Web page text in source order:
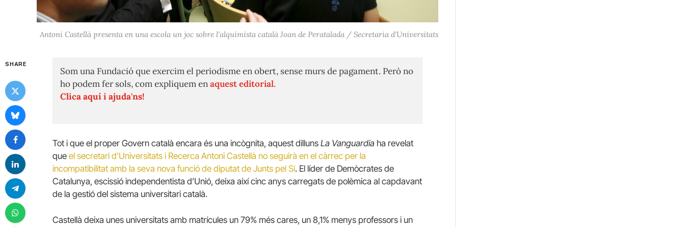
Antoni Castellà presenta en una escola un joc sobre l'alquimista català Joan de Peratalada / Secretaria d'Universitats
SHARE
Som una Fundació que exercim el periodisme en obert, sense murs de pagament. Però no
ho podem fer sols, com expliquem enaquest editorial.
Clica aquí i ajuda'ns!
Tot i que el proper Govern català encara és una incògnita, aquest dilluns La Vanguardia ha revelat
que el secretari d’Universitats i Recerca Antoni Castellà no seguirà en el càrrec per la
incompatibilitat amb la seva nova funció de diputat de Junts pel Sí. El líder de Demòcrates de
Catalunya, escissió independentista d’Unió, deixa així cinc anys carregats de polèmica al capdavant
de la gestió del sistema universitari català.
Castellà deixa unes universitats amb matrícules un 79% més cares, un 8,1% menys professors i un